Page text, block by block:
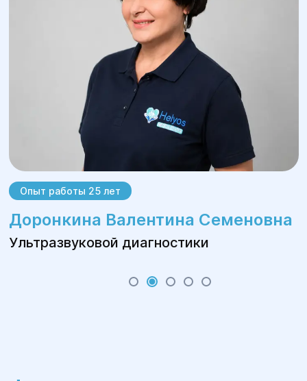
Опыт работы 25 лет
Доронкина Валентина Семеновна
Ультразвуковой диагностики